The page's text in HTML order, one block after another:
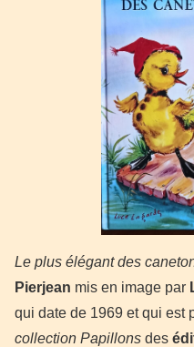
Le plus élégant des
Pierjean mis en image par
qui date de 1969 et qui est
collection Papillons des